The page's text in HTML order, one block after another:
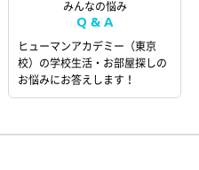
みんなの悩み
Q & A
ヒューマンアカデミー（東京
校）の学校生活・お部屋探しの
お悩みにお答えします！